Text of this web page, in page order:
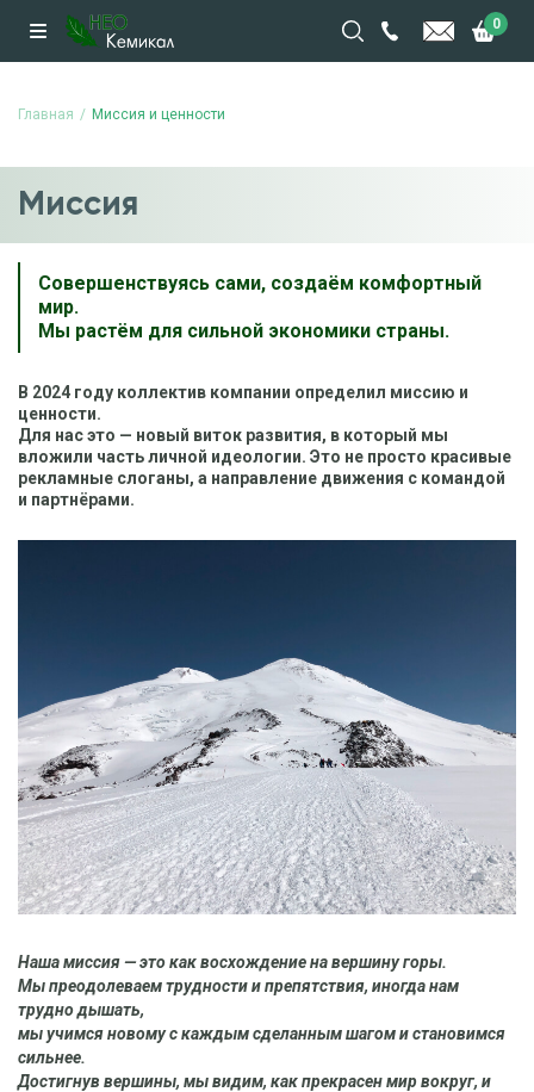
0
Главная Миссия и ценности
Миссия
Совершенствуясь сами, создаём комфортный
мир.
Мы растём для сильной экономики страны.
В 2024 году коллектив компании определил миссию и
ценности.
Для нас это — новый виток развития, в который мы
вложили часть личной идеологии. Это не просто красивые
рекламные слоганы, а направление движения с командой
и партнёрами.
Наша миссия — это как восхождение на вершину горы.
Мы преодолеваем трудности и препятствия, иногда нам
трудно дышать,
мы учимся новому с каждым сделанным шагом и становимся
сильнее.
Достигнув вершины, мы видим, как прекрасен мир вокруг, и